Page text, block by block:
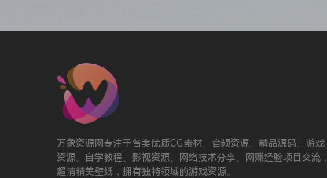
万象资源网专注于各类优质CG素材、音频资源、精品源码、游戏
资源、自学教程、影视资源、网络技术分享、网赚经验项目交流，
超清精美壁纸，拥有独特领域的游戏资源。